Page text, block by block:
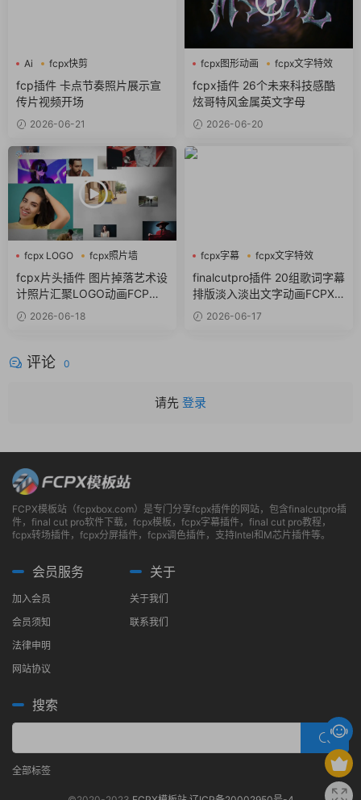
Ai
fcpx快剪
fcpx视频开场
fcp插件 卡点节奏照片展示宣
传片视频开场
2026-06-21
fcpx图形动画
fcpx文字特效
fcpx标题
fcpx插件 26个未来科技感酷
炫哥特风金属英文字母
2026-06-20
fcpx LOGO
fcpx照片墙
fcpx片头
fcpx片头插件 图片掉落艺术设
计照片汇聚LOGO动画FCP插
件 2026-06-18
fcpx字幕
fcpx文字特效
fcpx标题
finalcutpro插件 20组歌词字幕
排版淡入淡出文字动画FCPX
插件2026-06-17
评论 0
请先 登录
FCPX模板站（fcpxbox.com）是专门分享fcpx插件的网站，包含finalcutpro插
件，final cut pro软件下载，fcpx模板，fcpx字幕插件，final cut pro教程，
fcpx转场插件，fcpx分屏插件，fcpx调色插件，支持Intel和M芯片插件等。
会员服务
加入会员
会员须知
法律申明
网站协议
关于
关于我们
联系我们
搜索
全部标签